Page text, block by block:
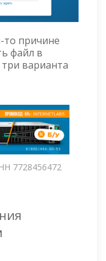
то причине
файл в
варианта
7728456472